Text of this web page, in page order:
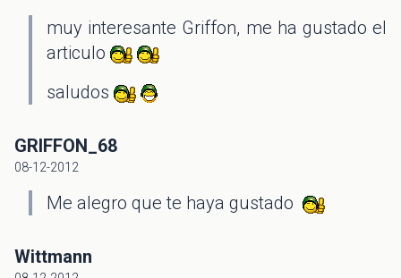
muy interesante Griffon, me ha gustado el
articulo
saludos
GRIFFON_68
08-12-2012
Me alegro que te haya gustado
Wittmann